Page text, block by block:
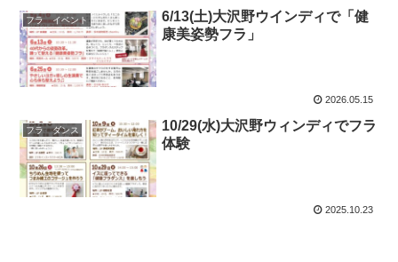
フラ イベント
6/13(土)大沢野ウインディで「健
康美姿勢フラ」
2026.05.15
フラ ダンス
10/29(水)大沢野ウィンディでフラ
体験
2025.10.23